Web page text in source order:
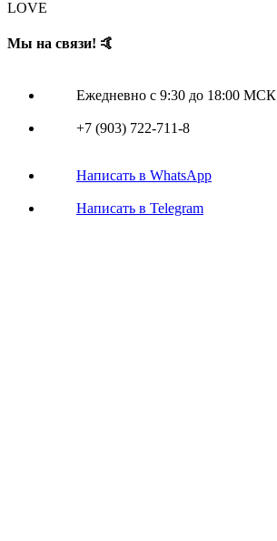
LOVE
Мы на связи! 🤙
Ежедневно с 9:30 до 18:00 МСК
+7 (903) 722-711-8
Написать в WhatsApp
Написать в Telegram